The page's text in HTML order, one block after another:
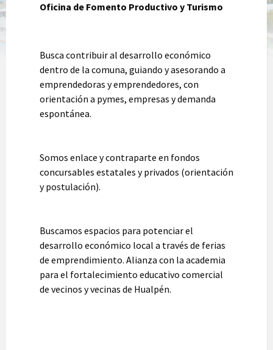
Oficina de Fomento Productivo y Turismo
Busca contribuir al desarrollo económico
dentro de la comuna, guiando y asesorando a
emprendedoras y emprendedores, con
orientación a pymes, empresas y demanda
espontánea.
Somos enlace y contraparte en fondos
concursables estatales y privados (orientación
y postulación).
Buscamos espacios para potenciar el
desarrollo económico local a través de ferias
de emprendimiento. Alianza con la academia
para el fortalecimiento educativo comercial
de vecinos y vecinas de Hualpén.